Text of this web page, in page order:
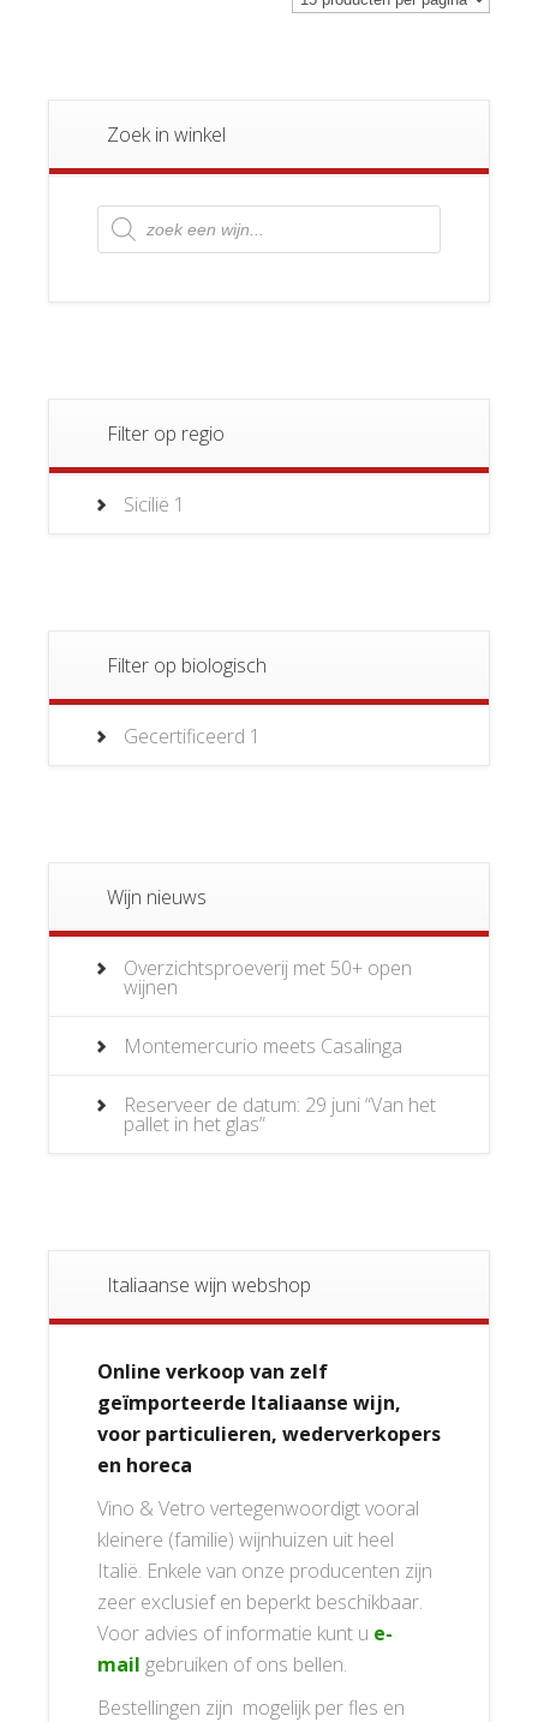
Zoek in winkel
Producten
zoeken
Filter op regio
Sicilië 1
Filter op biologisch
Gecertificeerd 1
Wijn nieuws
Overzichtsproeverij met 50+ open
wijnen
Montemercurio meets Casalinga
Reserveer de datum: 29 juni “Van het
pallet in het glas”
Italiaanse wijn webshop
Online verkoop van zelf
geïmporteerde Italiaanse wijn,
voor particulieren, wederverkopers
en horeca
Vino & Vetro vertegenwoordigt vooral
kleinere (familie) wijnhuizen uit heel
Italië. Enkele van onze producenten zijn
zeer exclusief en beperkt beschikbaar.
Voor advies of informatie kunt u e-
mail gebruiken of ons bellen.
Bestellingen zijn mogelijk per fles en